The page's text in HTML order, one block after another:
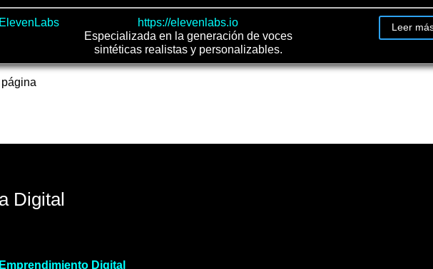
ElevenLabs
https://elevenlabs.io
Especializada en la generación de voces
sintéticas realistas y personalizables.
Leer
Digital
Digital